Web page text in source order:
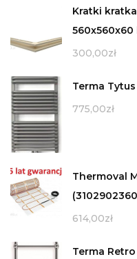
Kratki
560x560x60
300,00zł
Terma
775,00zł
Thermoval
614,00zł
Terma